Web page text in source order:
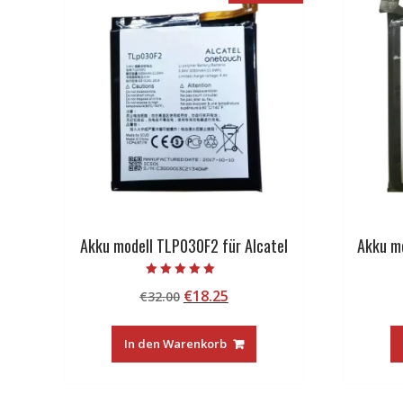
Akku modell TLP030F2 für Alcatel
5.00
von 5
€32.00 Ursprünglicher
war:
€32.00
€18.25Aktueller
ist:
€18.25.
In den Warenkorb
Akku